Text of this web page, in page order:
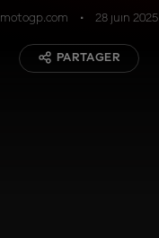
motogp.com 28 juin 2025
PARTAGER